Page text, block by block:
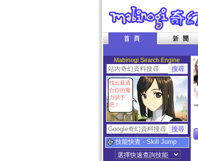
Mabinogi Search Engine
找出最適
合你的魔
力賦予
吧！
技能快查 - Skill Jump